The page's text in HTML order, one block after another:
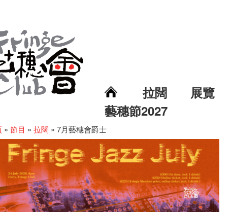
拉闊 展覽
藝穗節2027
» 節目 » 拉闊 » 7月藝穗會爵士